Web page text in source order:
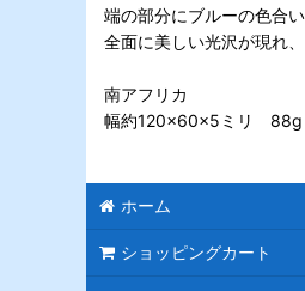
端の部分にブルーの色合
全面に美しい光沢が現れ
南アフリカ
幅約120×60×5ミリ 88g
ホーム
ショッピングカート